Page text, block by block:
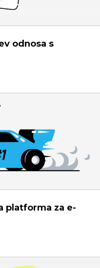
odnosa s
platforma za e-